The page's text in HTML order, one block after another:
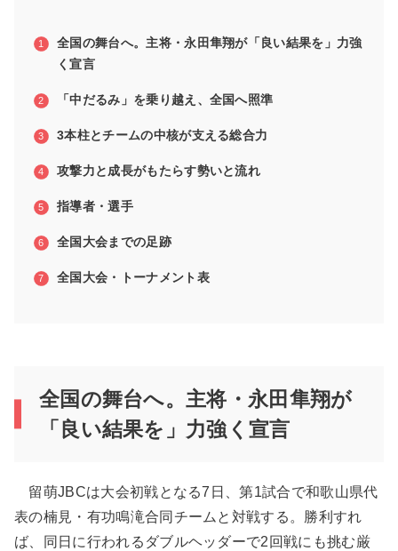
全国の舞台へ。主将・永田隼翔が「良い結果を」力強
く宣言
「中だるみ」を乗り越え、全国へ照準
3本柱とチームの中核が支える総合力
攻撃力と成長がもたらす勢いと流れ
指導者・選手
全国大会までの足跡
全国大会・トーナメント表
全国の舞台へ。主将・永田隼翔が
「良い結果を」力強く宣言
留萌JBCは大会初戦となる7日、第1試合で和歌山県代
表の楠見・有功鳴滝合同チームと対戦する。勝利すれ
ば、同日に行われるダブルヘッダーで2回戦にも挑む厳